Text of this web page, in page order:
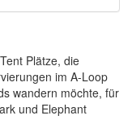
Plätze, die
im A-Loop
wandern möchte, für
und Elephant